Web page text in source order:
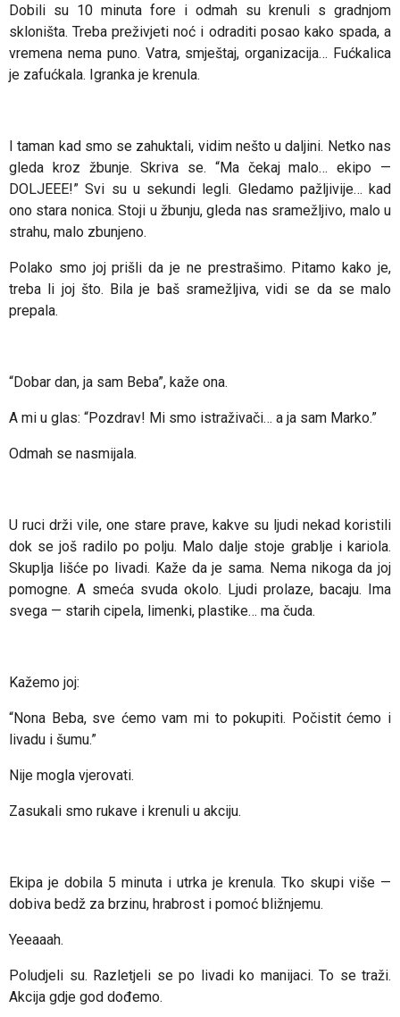
Dobili su 10 minuta fore i odmah su krenuli s gradnjom
skloništa. Treba preživjeti noć i odraditi posao kako spada, a
vremena nema puno. Vatra, smještaj, organizacija… Fućkalica
je zafućkala. Igranka je krenula.
I taman kad smo se zahuktali, vidim nešto u daljini. Netko nas
gleda kroz žbunje. Skriva se. “Ma čekaj malo… ekipo —
DOLJEEE!”Svi su u sekundi legli. Gledamo pažljivije… kad
ono stara nonica. Stoji u žbunju, gleda nas sramežljivo, malo u
strahu, malo zbunjeno.
Polako smo joj prišli da je ne prestrašimo. Pitamo kako je,
treba li joj što. Bila je baš sramežljiva, vidi se da se malo
prepala.
“Dobar dan, ja sam Beba”, kaže ona.
A mi u glas: “Pozdrav! Mi smo istraživači… a ja sam Marko.”
Odmah se nasmijala.
U ruci drži vile, one stare prave, kakve su ljudi nekad koristili
dok se još radilo po polju. Malo dalje stoje grablje i kariola.
Skuplja lišće po livadi. Kaže da je sama. Nema nikoga da joj
pomogne. A smeća svuda okolo. Ljudi prolaze, bacaju. Ima
svega — starih cipela, limenki, plastike… ma čuda.
Kažemo joj:
“Nona Beba, sve ćemo vam mi to pokupiti. Počistit ćemo i
livadu i šumu.”
Nije mogla vjerovati.
Zasukali smo rukave i krenuli u akciju.
Ekipa je dobila 5 minuta i utrka je krenula. Tko skupi više —
dobiva bedž za brzinu, hrabrost i pomoć bližnjemu.
Yeeaaah.
Poludjeli su. Razletjeli se po livadi ko manijaci. To se traži.
Akcija gdje god dođemo.